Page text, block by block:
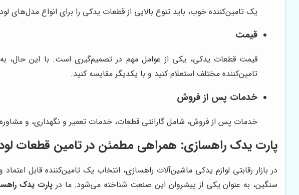
یک تامین‌کننده خوب، باید تنوع بالایی از قطعات یدکی را برای انواع مدل‌های
قیمت
قیمت قطعات یدکی، یکی از عوامل مهم در تصمیم‌گیری است. با این حال،
تامین‌کننده مختلف استعلام کنید و با یکدیگر مقایسه کنید.
خدمات پس از فروش
خدمات پس از فروش، شامل گارانتی قطعات، خدمات تعمیر و نگهداری، و
پارت یدک راهسازی: همراهی مطمئن در تامین قطعات
در بازار رقابتی لوازم یدکی ماشین‌آلات راهسازی، انتخاب یک تامین‌کننده قابل
سنگین، به عنوان یکی از پیشروان این صنعت شناخته می‌شود. ما درپارت یدک